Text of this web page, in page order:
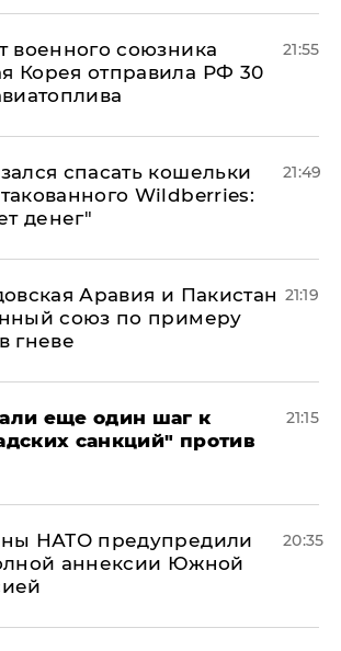
военного союзника
Корея отправила РФ 30
21:55
спасать кошельки
Wildberries:
денег"
21:49
Аравия и Пакистан
союз по примеру
гневе
21:19
еще один шаг к
санкций" против
21:15
НАТО предупредили
аннексии Южной
20:35